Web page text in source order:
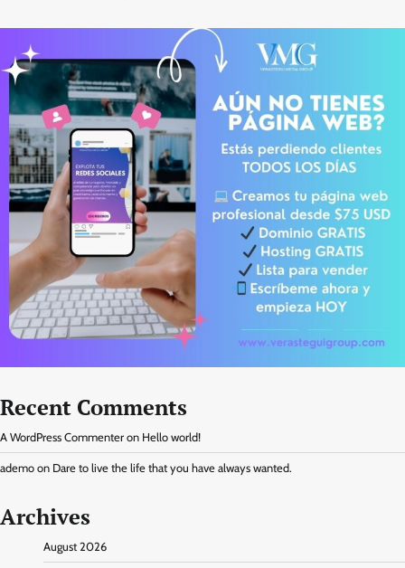
Recent Comments
A WordPress Commenter on Hello world!
ademo on Dare to live the life that you have always wanted.
Archives
August 2026